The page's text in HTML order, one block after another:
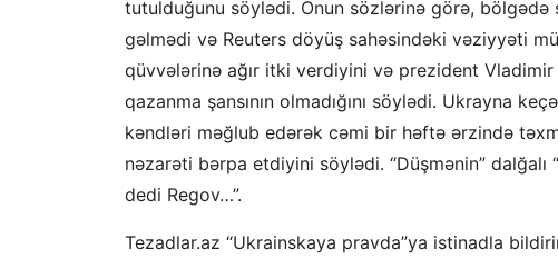
tutulduğunu söylədi. Onun sözlərinə görə,
gəlmədi və Reuters döyüş sahəsindəki vəziyyəti
qüvvələrinə ağır itki verdiyini və prezident
qazanma şansının olmadığını söylədi. Ukrayna
kəndləri məğlub edərək cəmi bir həftə ərzində
nəzarəti bərpa etdiyini söylədi. “Düşmənin”
dedi Regov…”.
Tezadlar.az “Ukrainskaya pravda”ya istinadla